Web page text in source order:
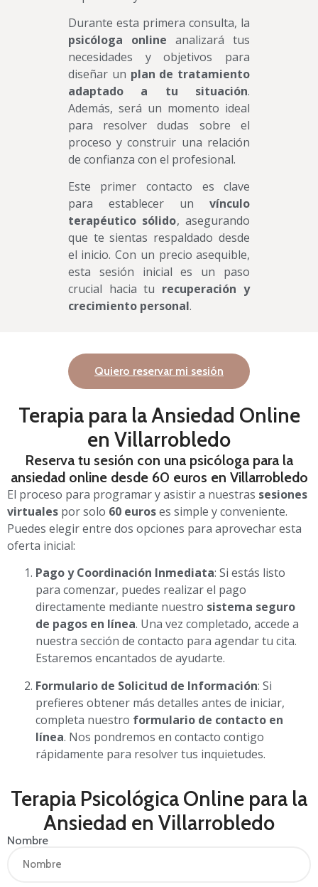
Durante esta primera consulta, la
psicóloga online analizará tus
necesidades y objetivos para
diseñar un plan de tratamiento
adaptado a tu situación.
Además, será un momento ideal
para resolver dudas sobre el
proceso y construir una relación
de confianza con el profesional.
Este primer contacto es clave
para establecer unvínculo
terapéutico sólido, asegurando
que te sientas respaldado desde
el inicio. Con un precio asequible,
esta sesión inicial es un paso
crucial hacia tu recuperación y
crecimiento personal.
Quiero reservar mi sesión
Terapia para la Ansiedad Online
en Villarrobledo
Reserva tu sesión con una psicóloga para la
ansiedad online desde 60 euros en Villarrobledo
El proceso para programar y asistir a nuestras sesiones
virtuales por solo 60 euroses simple y conveniente.
Puedes elegir entre dos opciones para aprovechar esta
oferta inicial:
Pago y Coordinación Inmediata: Si estás listo
para comenzar, puedes realizar el pago
directamente mediante nuestro sistema seguro
de pagos en línea. Una vez completado, accede a
nuestra sección de contacto para agendar tu cita.
Estaremos encantados de ayudarte.
Formulario de Solicitud de Información: Si
prefieres obtener más detalles antes de iniciar,
completa nuestro formulario de contacto en
línea. Nos pondremos en contacto contigo
rápidamente para resolver tus inquietudes.
Terapia Psicológica Online para la
Ansiedad en Villarrobledo
Nombre